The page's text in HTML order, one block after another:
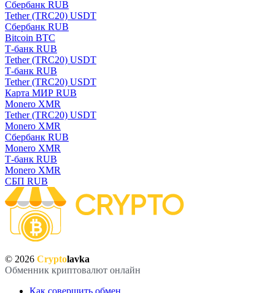
Сбербанк RUB
Tether (TRC20) USDT
Сбербанк RUB
Bitcoin BTC
Т-банк RUB
Tether (TRC20) USDT
Т-банк RUB
Tether (TRC20) USDT
Карта МИР RUB
Monero XMR
Tether (TRC20) USDT
Monero XMR
Сбербанк RUB
Monero XMR
Т-банк RUB
Monero XMR
СБП RUB
© 2026 Cryptolavka
Обменник криптовалют онлайн